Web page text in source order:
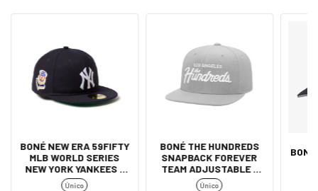
BONÉ NEW ERA 59FIFTY
MLB WORLD SERIES
NEW YORK YANKEES -
AZUL
Único
BONÉ THE HUNDREDS
SNAPBACK FOREVER
TEAM ADJUSTABLE -
GRAY / WHITE
Único